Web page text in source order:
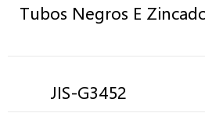
Tubos Negros E
JIS-G3452